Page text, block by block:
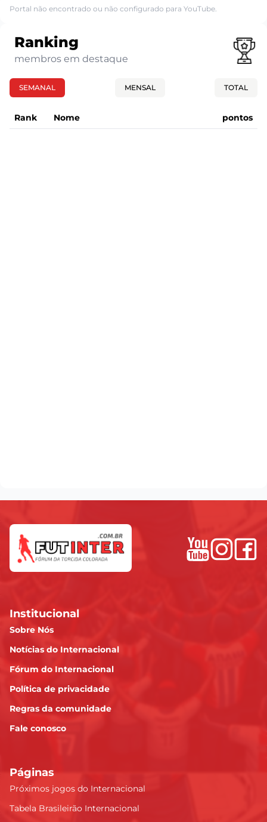
Portal não encontrado ou não configurado para YouTube.
Ranking
membros em destaque
SEMANAL MENSAL TOTAL
Rank Nome pontos
Institucional
Sobre Nós
Notícias do Internacional
Fórum do Internacional
Política de privacidade
Regras da comunidade
Fale conosco
Páginas
Próximos jogos do Internacional
Tabela Brasileirão Internacional